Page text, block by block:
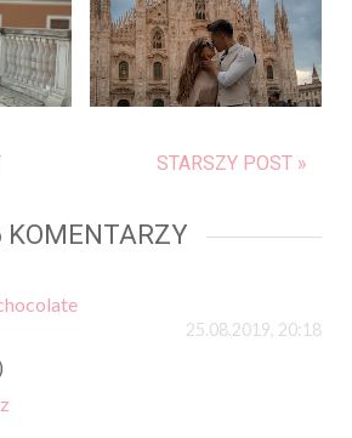
STARSZY POST »
KOMENTARZY
25.08.2019, 20:18